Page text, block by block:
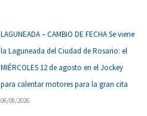
LAGUNEADA – CAMBIO DE FECHA Se viene
la Laguneada del Ciudad de Rosario: el
MIÉRCOLES 12 de agosto en el Jockey
para calentar motores para la gran cita
06/08/2026